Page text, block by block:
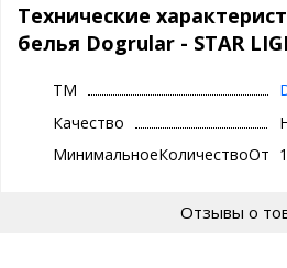
Технические
белья Dogrular - STAR
ТМ
Качество
1
Отзывы о